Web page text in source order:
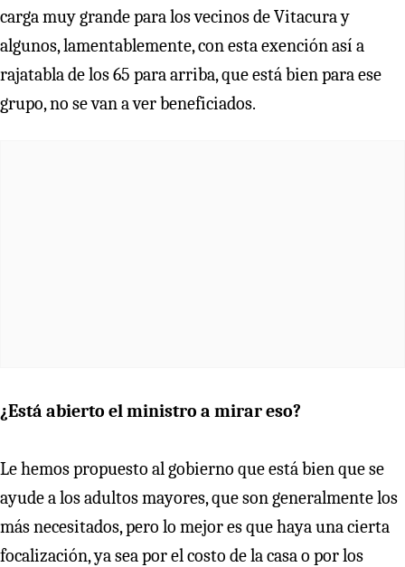
carga muy grande para los vecinos de Vitacura y
algunos, lamentablemente, con esta exención así a
rajatabla de los 65 para arriba, que está bien para ese
grupo, no se van a ver beneficiados.
¿Está abierto el ministro a mirar eso?
Le hemos propuesto al gobierno que está bien que se
ayude a los adultos mayores, que son generalmente los
más necesitados, pero lo mejor es que haya una cierta
focalización, ya sea por el costo de la casa o por los